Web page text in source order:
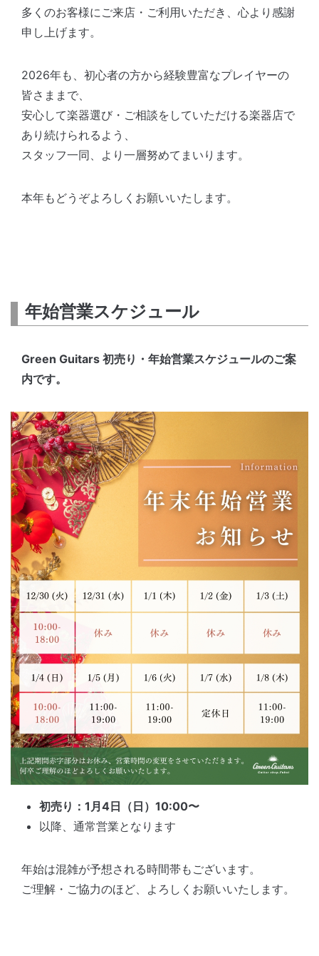
多くのお客様にご来店・ご利用いただき、心より感謝
申し上げます。
2026年も、初心者の方から経験豊富なプレイヤーの
皆さままで、
安心して楽器選び・ご相談をしていただける楽器店で
あり続けられるよう、
スタッフ一同、より一層努めてまいります。
本年もどうぞよろしくお願いいたします。
年始営業スケジュール
Green Guitars 初売り・年始営業スケジュールのご案
内です。
初売り：1月4日（日）10:00〜
以降、通常営業となります
年始は混雑が予想される時間帯もございます。
ご理解・ご協力のほど、よろしくお願いいたします。